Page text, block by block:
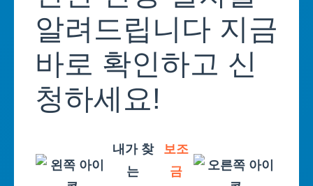
알려드립니다 지금
바로 확인하고 신
청하세요!
내가 찾
는
보조
금